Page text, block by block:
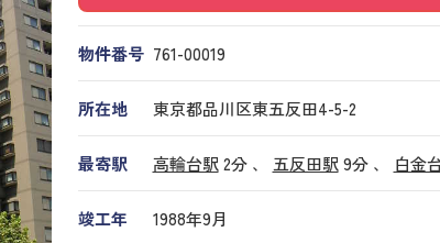
物件番号 761​-​00019
所在地 東京都品川区東五反田4-5-2
最寄駅 高輪台駅2分 、 五反田駅9分 、 白金
竣工年 1988年9月